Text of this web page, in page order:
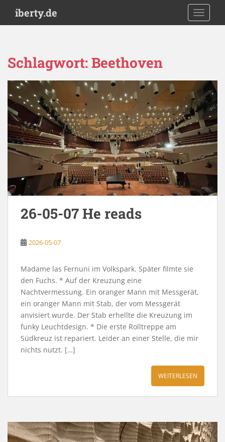
i
iberty.de
Schlagwort:Beethoven
26-05-07 He reads
2026-05-07
Madame las Fernuni im Volkspark. Später filmte sie
den Fuchs. * Auf der Kreuzung eine
Nachtvermessung. Ein oranger Mann mit Messgerät,
ein oranger Mann mit Stab, der vom Messgerät
anvisiert wurde. Der Stab erhellte die Kreuzung im
funky Leuchtdesign. * Die erste Rolltreppe am
Südkreuz ist repariert. Leider an einer Stelle, die mir
nichts nutzt. […]
WEITERLESEN